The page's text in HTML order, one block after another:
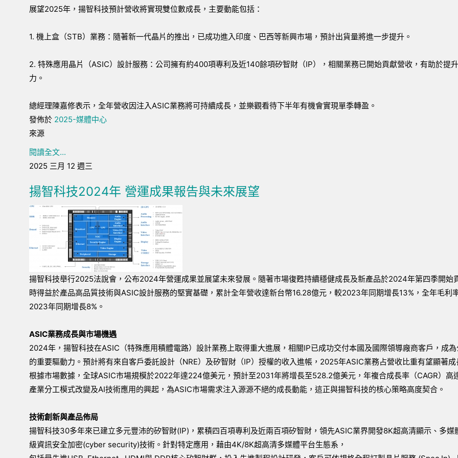
展望2025年，揚智科技預計營收將實現雙位數成長，主要動能包括：
1. 機上盒（STB）業務：隨著新一代晶片的推出，已成功進入印度、巴西等新興市場，預計出貨量將進一步提升。
2. 特殊應用晶片（ASIC）設計服務：公司擁有約400項專利及近140餘項矽智財（IP），相關業務已開始貢獻營收，有助於提
力。
總經理陳嘉修表示，全年營收因注入ASIC業務將可持續成長，並樂觀看待下半年有機會實現單季轉盈。
發佈於 2025-媒體中心
來源
閱讀全文...
2025 三月 12 週三
揚智科技2024年 營運成果報告與未來展望
揚智科技舉行2025法說會，公布2024年營運成果並展望未來發展。隨著市場復甦持續穩健成長及新產品於2024年第四季開始
時得益於產品高品質技術與ASIC設計服務的堅實基礎，累計全年營收達新台幣16.28億元，較2023年同期增長13%，全年毛利
2023年同期增長8%。
ASIC業務成長與市場機遇
2024年，揚智科技在ASIC（特殊應用積體電路）設計業務上取得重大進展，相關IP已成功交付本國及國際領導廠商客戶，成
的重要驅動力。預計將有來自客戶委託設計（NRE）及矽智財（IP）授權的收入進帳，2025年ASIC業務占營收比重有望顯著成
根據市場數據，全球ASIC市場規模於2022年達224億美元，預計至2031年將增長至528.2億美元，年複合成長率（CAGR）高
產業分工模式改變及AI技術應用的興起，為ASIC市場需求注入源源不絕的成長動能，這正與揚智科技的核心策略高度契合。
技術創新與產品佈局
揚智科技30多年來已建立多元豐沛的矽智財(IP)，累積四百項專利及近兩百項矽智財，領先ASIC業界開發8K超高清顯示、多媒
級資訊安全加密(cyber security)技術。針對特定應用，藉由4K/8K超高清多媒體平台生態系，